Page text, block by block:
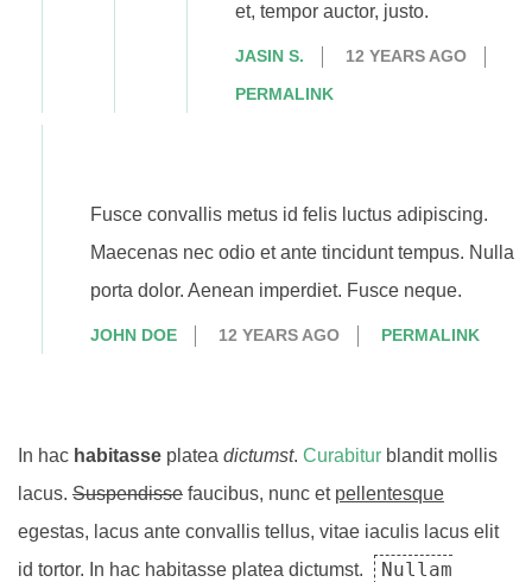
et, tempor auctor, justo.
JASIN S. 12 YEARS AGO
PERMALINK
Fusce convallis metus id felis luctus adipiscing.
Maecenas nec odio et ante tincidunt tempus. Nulla
porta dolor. Aenean imperdiet. Fusce neque.
JOHN DOE 12 YEARS AGO PERMALINK
In hac habitasse platea dictumst. Curabitur blandit mollis
lacus. Suspendisse faucibus, nunc et pellentesque
egestas, lacus ante convallis tellus, vitae iaculis lacus elit
id tortor. In hac habitasse platea dictumst.
Nullam